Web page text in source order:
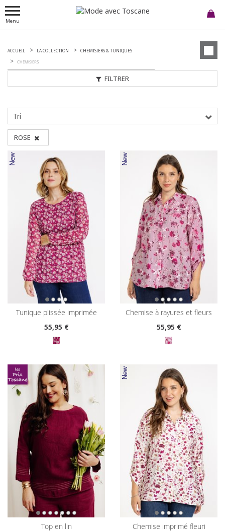
Menu
FILTRER
ACCUEIL LA COLLECTION
CHEMISIERS & TUNIQUES
CHEMISIERS
Tri
ROSE
tunique plissée imprimée
55,95 €
chemise à rayures et fleurs
55,95 €
top en lin
chemise imprimé fleuri